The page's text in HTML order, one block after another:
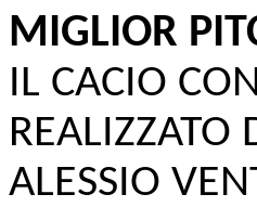
MIGLIOR
IL CACIO
REALIZZATO
ALESSIO